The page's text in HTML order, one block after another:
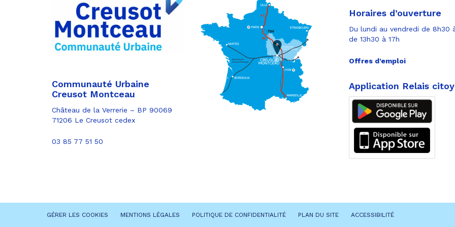
Twitter
Partager
par
Communauté Urbaine
Creusot Montceau
Château de la Verrerie – BP 90069
71206 Le Creusot cedex
03 85 77 51 50
Horaires d’ouverture
Du lundi au vendredi de 8h30
de 13h30 à 17h
Offres d’emploi
Application Relais
GÉRER LES COOKIES MENTIONS LÉGALES POLITIQUE DE CONFIDENTIALITÉ PLAN DU SITE ACCESSIBILITÉ